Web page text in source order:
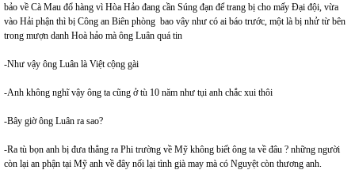
bảo về Cà Mau đổ hàng vì Hòa Hảo đang cần Súng đạn để trang bị cho mấy Đại đội, vừa
vào Hải phận thì bị Công an Biên phòng bao vây như có ai báo trước, một là bị nhử từ bên
trong mượn danh Hoà hảo mà ông Luân quá tin
-Như vậy ông Luân là Việt cộng gài
-Anh không nghĩ vậy ông ta cũng ở tù 10 năm như tụi anh chắc xui thôi
-Bây giờ ông Luân ra sao?
-Ra tù bọn anh bị đưa thẳng ra Phi trường về Mỹ không biết ông ta về đâu ? những người
còn lại an phận tại Mỹ anh về đây nối lại tình già may mà có Nguyệt còn thương anh.